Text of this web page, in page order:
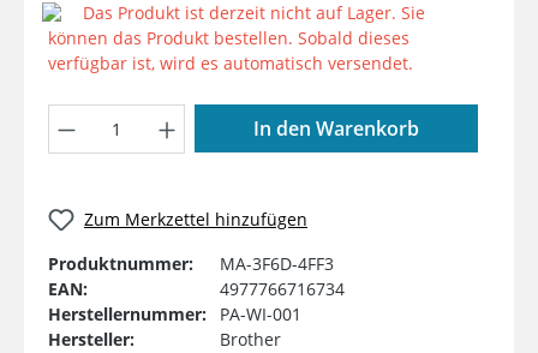
Das Produkt ist derzeit nicht auf Lager. Sie
können das Produkt bestellen. Sobald dieses
verfügbar ist, wird es automatisch versendet.
Produkt Anzahl: Gib den
In den Warenkorb
Zum Merkzettel hinzufügen
Produktnummer:
MA-3F6D-4FF3
EAN:
4977766716734
Herstellernummer:
PA-WI-001
Hersteller:
Brother